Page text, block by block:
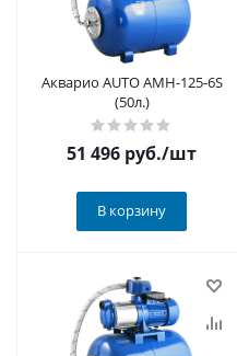
Акварио AUTO AMH-125-6S
(50л.)
51 496 руб./шт
В корзину